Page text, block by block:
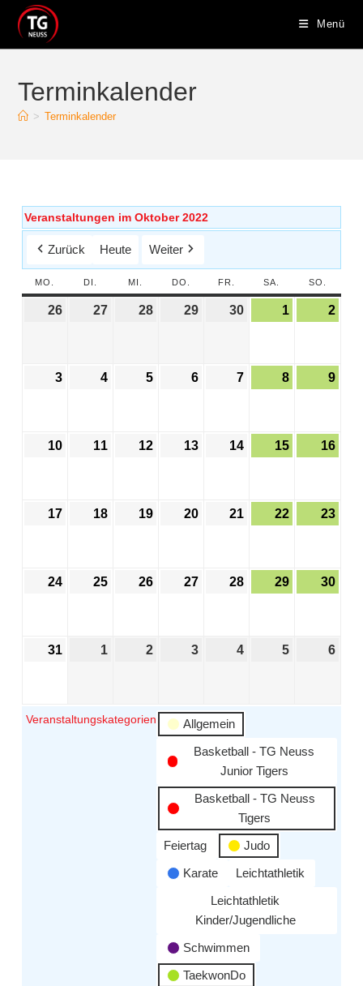
Menü
Terminkalender
> Terminkalender
Veranstaltungen im Oktober 2022
Zurück Heute Weiter
MO. DI. MI. DO. FR. SA. SO.
26 27 28 29 30 1 2
3 4 5 6 7 8 9
10 11 12 13 14 15 16
17 18 19 20 21 22 23
24 25 26 27 28 29 30
31 1 2 3 4 5 6
Veranstaltungskategorien
Allgemein
Basketball - TG Neuss
Junior Tigers
Basketball - TG Neuss
Tigers
Feiertag
Judo
Karate
Leichtathletik
Leichtathletik
Kinder/Jugendliche
Schwimmen
TaekwonDo